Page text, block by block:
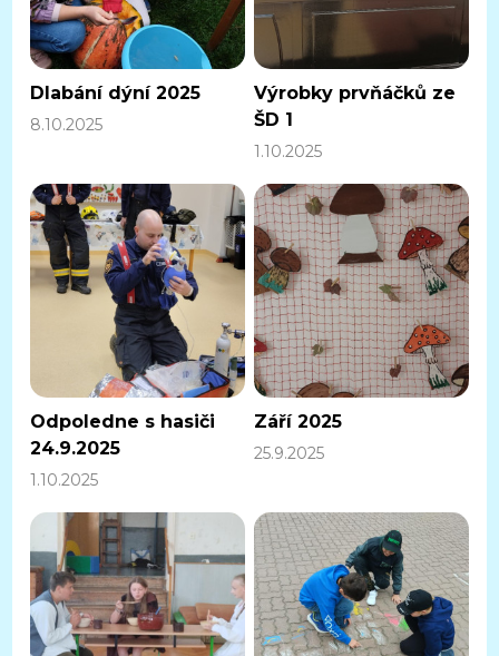
Dlabání dýní 2025
8.10.2025
Výrobky prvňáčků ze
ŠD 1
1.10.2025
Odpoledne s hasiči
24.9.2025
1.10.2025
Září 2025
25.9.2025